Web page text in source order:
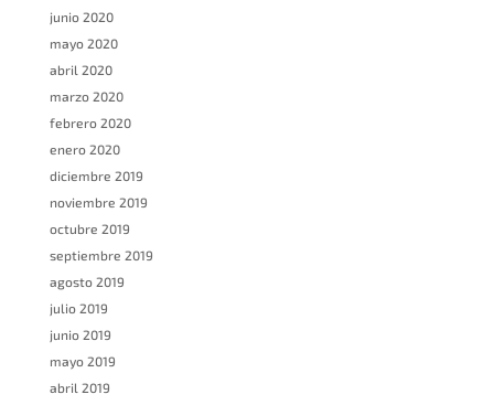
junio 2020
mayo 2020
abril 2020
marzo 2020
febrero 2020
enero 2020
diciembre 2019
noviembre 2019
octubre 2019
septiembre 2019
agosto 2019
julio 2019
junio 2019
mayo 2019
abril 2019